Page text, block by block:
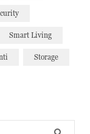
Smart Living
Storage